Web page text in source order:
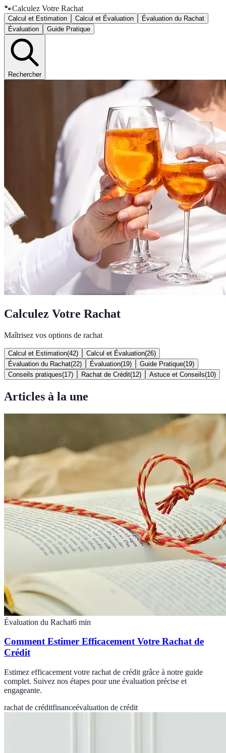
🐾Calculez Votre Rachat
Calcul et Estimation Calcul et Évaluation
Évaluation du Rachat
Évaluation
Guide Pratique
Rechercher
Calculez Votre Rachat
Maîtrisez vos options de rachat
Calcul et Estimation(42) Calcul et Évaluation(26)
Évaluation du Rachat(22) Évaluation(19) Guide Pratique(19)
Conseils pratiques(17) Rachat de Crédit(12) Astuce et Conseils(10)
Articles à la une
Évaluation du Rachat6 min
Comment Estimer Efficacement Votre Rachat de
Crédit
Estimez efficacement votre rachat de crédit grâce à notre guide
complet. Suivez nos étapes pour une évaluation précise et
engageante.
rachat de créditfinanceévaluation de crédit